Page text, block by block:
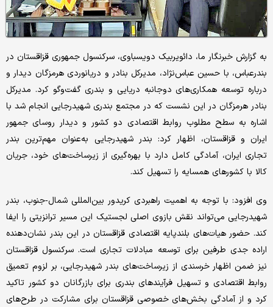
به گزارش خبرنگار ما، دائویربیک دویسباوی، سرکنسول جمهوری قزاقستان در
بندرعباس، با حسین عباس‌نژاد، مدیرکل بنادر و دریانوردی هرمزگان دیدار و
درباره توسعه همکاری‌های دوجانبه دریایی و بندری گفت‌وگو کرد. مدیرکل
بنادر هرمزگان در این نشست که در مجتمع بندری شهیدرجایی انجام شد با
اشاره به سطح مطلوب روابط اقتصادی دو کشور و دیدار روسای جمهور
ایران و قزاقستان، اظهار کرد: بندر شهیدرجایی به‌عنوان مهم‌ترین بندر
تجاری ایران، آمادگی کامل دارد با بهره‌گیری از زیرساخت‌های خود، جریان
کالا با کشورهای همسایه را تسهیل کند.
وی افزود: با توجه به اهمیت راهبردی کریدور بین‌المللی شمال‑جنوب، بندر
شهیدرجایی می‌تواند نقش بازوی اصلی لجستیک این مسیر ترانزیتی را ایفا
کند. حضور هیات‌های بلندپایه اقتصادی قزاقستان در این بندر نشان‌دهنده
اراده جدی طرفین برای توسعه مبادلات تجاری است. سرکنسول قزاقستان
نیز ضمن اظهار خرسندی از زیرساخت‌های بندر شهیدرجایی، بر لزوم تعمیق
روابط اقتصادی و تسهیل فرآیندهای بندری برای بازرگانان دو کشور تاکید
کرد و از آمادگی بخش‌های خصوصی قزاقستان برای مشارکت در طرح‌های